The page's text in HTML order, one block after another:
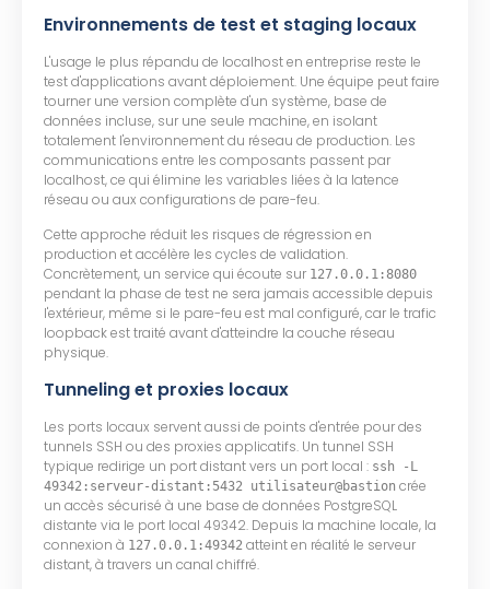
Environnements de test et staging locaux
L'usage le plus répandu de localhost en entreprise reste le
test d'applications avant déploiement. Une équipe peut faire
tourner une version complète d'un système, base de
données incluse, sur une seule machine, en isolant
totalement l'environnement du réseau de production. Les
communications entre les composants passent par
localhost, ce qui élimine les variables liées à la latence
réseau ou aux configurations de pare-feu.
Cette approche réduit les risques de régression en
production et accélère les cycles de validation.
Concrètement, un service qui écoute sur 127.0.0.1:8080
pendant la phase de test ne sera jamais accessible depuis
l'extérieur, même si le pare-feu est mal configuré, car le trafic
loopback est traité avant d'atteindre la couche réseau
physique.
Tunneling et proxies locaux
Les ports locaux servent aussi de points d'entrée pour des
tunnels SSH ou des proxies applicatifs. Un tunnel SSH
typique redirige un port distant vers un port local : ssh -L
49342:serveur-distant:5432 utilisateur@bastion crée
un accès sécurisé à une base de données PostgreSQL
distante via le port local 49342. Depuis la machine locale, la
connexion à 127.0.0.1:49342 atteint en réalité le serveur
distant, à travers un canal chiffré.